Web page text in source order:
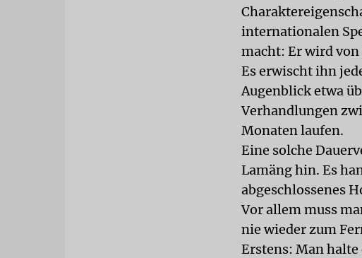
internationalen
macht: Er wird
Es erwischt ihn
Augenblick etwa
Verhandlungen
Monaten laufen.
Eine solche
Lamäng hin. Es
abgeschlossenes
Vor allem muss
nie wieder zum
Erstens: Man